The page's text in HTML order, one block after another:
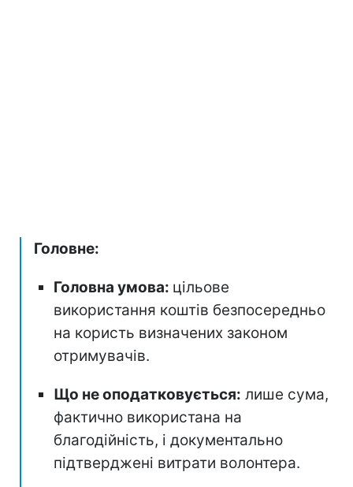
Головне:
Головна умова: цільове
використання коштів безпосередньо
на користь визначених законом
отримувачів.
Що не оподатковується: лише сума,
фактично використана на
благодійність, і документально
підтверджені витрати волонтера.